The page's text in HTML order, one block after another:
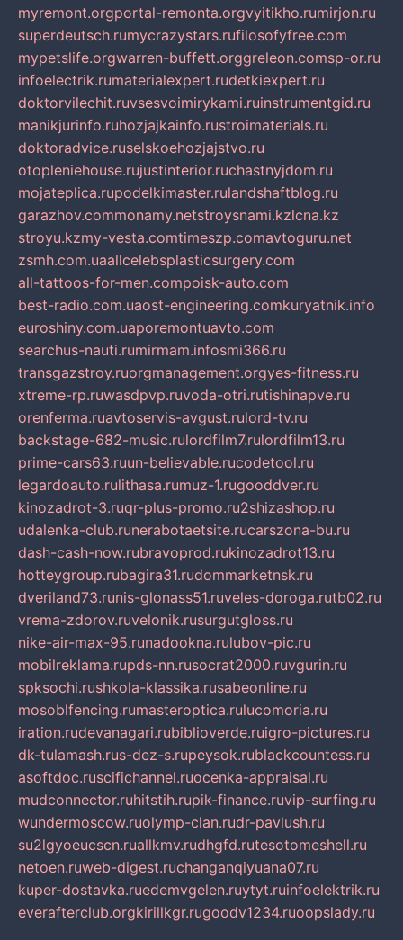
myremont.orgportal-remonta.orgvyitikho.rumirjon.ru
superdeutsch.rumycrazystars.rufilosofyfree.com
mypetslife.orgwarren-buffett.orggreleon.comsp-or.ru
infoelectrik.rumaterialexpert.rudetkiexpert.ru
doktorvilechit.ruvsesvoimirykami.ruinstrumentgid.ru
manikjurinfo.ruhozjajkainfo.rustroimaterials.ru
doktoradvice.ruselskoehozjajstvo.ru
otopleniehouse.rujustinterior.ruchastnyjdom.ru
mojateplica.rupodelkimaster.rulandshaftblog.ru
garazhov.commonamy.netstroysnami.kzlcna.kz
stroyu.kzmy-vesta.comtimeszp.comavtoguru.net
zsmh.com.uaallcelebsplasticsurgery.com
all-tattoos-for-men.compoisk-auto.com
best-radio.com.uaost-engineering.comkuryatnik.info
euroshiny.com.uaporemontuavto.com
searchus-nauti.rumirmam.infosmi366.ru
transgazstroy.ruorgmanagement.orgyes-fitness.ru
xtreme-rp.ruwasdpvp.ruvoda-otri.rutishinapve.ru
orenferma.ruavtoservis-avgust.rulord-tv.ru
backstage-682-music.rulordfilm7.rulordfilm13.ru
prime-cars63.ruun-believable.rucodetool.ru
legardoauto.rulithasa.rumuz-1.rugooddver.ru
kinozadrot-3.ruqr-plus-promo.ru2shizashop.ru
udalenka-club.runerabotaetsite.rucarszona-bu.ru
dash-cash-now.rubravoprod.rukinozadrot13.ru
hotteygroup.rubagira31.rudommarketnsk.ru
dveriland73.runis-glonass51.ruveles-doroga.rutb02.ru
vrema-zdorov.ruvelonik.rusurgutgloss.ru
nike-air-max-95.runadookna.rulubov-pic.ru
mobilreklama.rupds-nn.rusocrat2000.ruvgurin.ru
spksochi.rushkola-klassika.rusabeonline.ru
mosoblfencing.rumasteroptica.rulucomoria.ru
iration.rudevanagari.rubiblioverde.ruigro-pictures.ru
dk-tulamash.rus-dez-s.rupeysok.rublackcountess.ru
asoftdoc.ruscifichannel.ruocenka-appraisal.ru
mudconnector.ruhitstih.rupik-finance.ruvip-surfing.ru
wundermoscow.ruolymp-clan.rudr-pavlush.ru
su2lgyoeucscn.ruallkmv.rudhgfd.rutesotomeshell.ru
netoen.ruweb-digest.ruchanganqiyuana07.ru
kuper-dostavka.ruedemvgelen.ruytyt.ruinfoelektrik.ru
everafterclub.orgkirillkgr.rugoodv1234.ruoopslady.ru